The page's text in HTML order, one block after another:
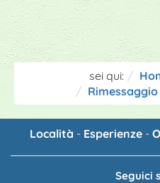
sei qui:
Località - Esperienze-
Seguici